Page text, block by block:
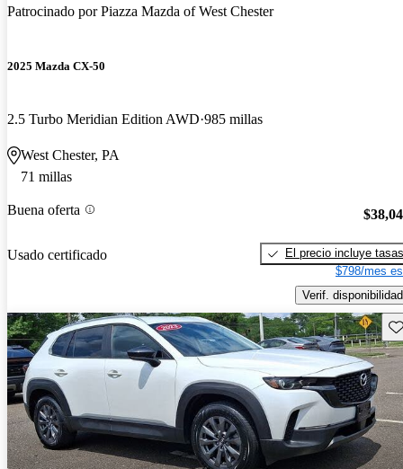
Patrocinado porPiazza Mazda of West Chester
2025 Mazda CX-50
2.5 Turbo Meridian Edition AWD 985 millas
West Chester, PA
71 millas
Buena oferta
Usado certificado
El precio incluye tasas
$798/mes
Verif. disponibilidad